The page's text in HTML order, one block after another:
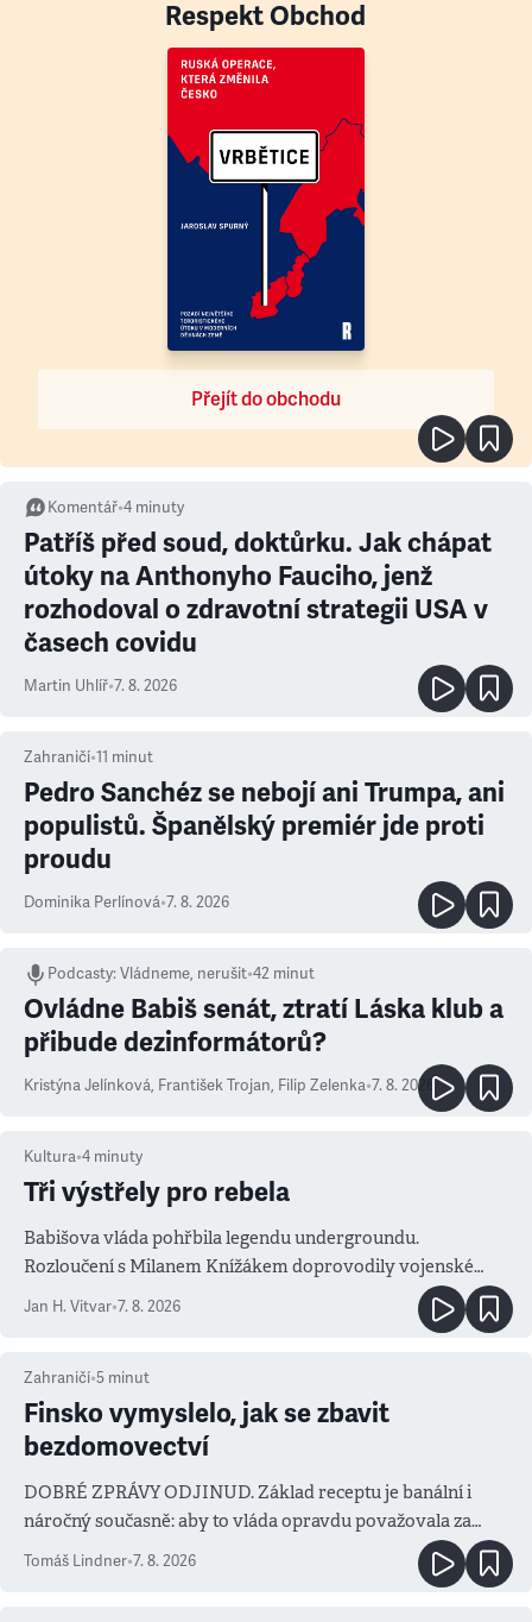
Respekt Obchod
Přejít do obchodu
Komentář•4 minuty
Patříš před soud, doktůrku. Jak chápat
útoky na Anthonyho Fauciho, jenž
rozhodoval o zdravotní strategii USA v
časech covidu
Martin Uhlíř•7. 8. 2026
Zahraničí•11 minut
Pedro Sanchéz se nebojí ani Trumpa, ani
populistů. Španělský premiér jde proti
proudu
Dominika Perlínová•7. 8. 2026
Podcasty:Vládneme, nerušit•42 minut
Ovládne Babiš senát, ztratí Láska klub a
přibude dezinformátorů?
Kristýna Jelínková, František Trojan, Filip Zelenka•7. 8. 2026
Kultura•4 minuty
Tři výstřely pro rebela
Babišova vláda pohřbila legendu undergroundu.
Rozloučení s Milanem Knížákem doprovodily vojenské
salvy i kritika pokrokářů
Jan H. Vitvar•7. 8. 2026
Zahraničí•5 minut
Finsko vymyslelo, jak se zbavit
bezdomovectví
DOBRÉ ZPRÁVY ODJINUD. Základ receptu je banální i
náročný současně: aby to vláda opravdu považovala za
prioritu
Tomáš Lindner•7. 8. 2026